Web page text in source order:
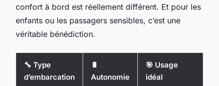
confort à bord est réellement différent. Et pour les
enfants ou les passagers sensibles, c’est une
véritable bénédiction.
🔧 Type
d’embarcation
🔋
Autonomie
🎯 Usage
idéal